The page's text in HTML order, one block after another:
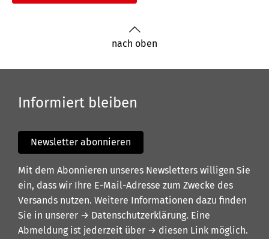
nach oben
Informiert bleiben
Newsletter abonnieren
Mit dem Abonnieren unseres Newsletters willigen Sie
ein, dass wir Ihre E-Mail-Adresse zum Zwecke des
Versands nutzen. Weitere Informationen dazu finden
Sie in unserer → Datenschutzerklärung. Eine
Abmeldung ist jederzeit über → diesen Link möglich.